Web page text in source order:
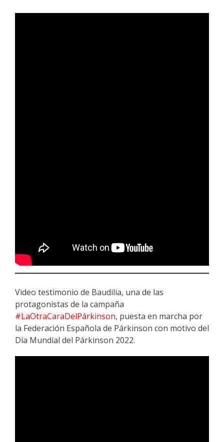
Video testimonio de Baudilia, una de las
protagonistas de la campaña
#LaOtraCaraDelPárkinson, puesta en marcha por
la Federación Española de Párkinson con motivo del
Día Mundial del Párkinson 2022.